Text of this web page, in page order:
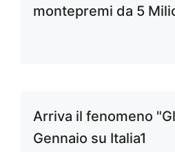
montepremi da 5
Arriva il fenomeno
Gennaio su Italia1